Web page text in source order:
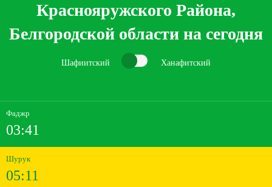
Краснояружского Района,
Белгородской области на сегодня
Шафиитский Ханафитский
Фаджр
03:41
Шурук
05:11